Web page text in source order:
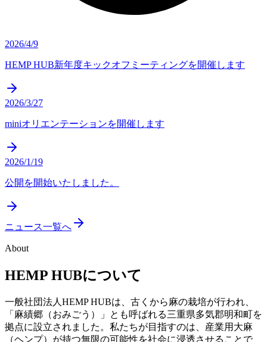
2026/4/9
HEMP HUB新年度キックオフミーティングを開催します
2026/3/27
miniオリエンテーションを開催します
2026/1/19
公開を開始いたしました。
ニュース一覧へ
About
HEMP HUBについて
一般社団法人HEMP HUBは、古くから麻の栽培が行われ、
「麻績郷（おみごう）」とも呼ばれる三重県多気郡明和町を
拠点に設立されました。私たちが目指すのは、産業用大麻
（ヘンプ）が持つ無限の可能性を社会に浸透させることで